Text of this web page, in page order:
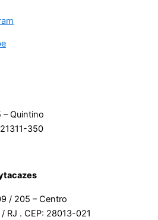
– Quintino
350
/ 205 – Centro
RJ . CEP: 28013-021